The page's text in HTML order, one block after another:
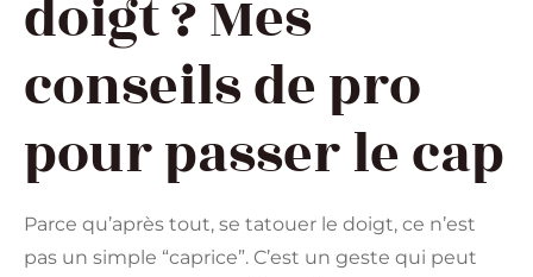
doigt ? Mes
conseils de pro
pour passer le cap
Parce qu’après tout, se tatouer le doigt, ce n’est
pas un simple “caprice”. C’est un geste qui peut